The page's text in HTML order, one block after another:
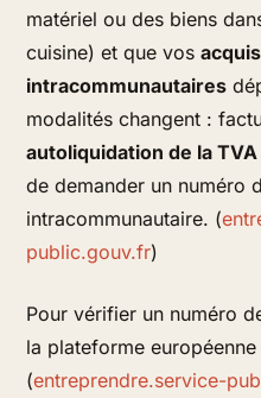
matériel ou des biens
cuisine) et que vos
intracommunautaires
modalités changent :
autoliquidation de la
de demander un numéro
intracommunautaire. (
public.gouv.fr)
Pour vérifier un numéro
la plateforme
(entreprendre.service-